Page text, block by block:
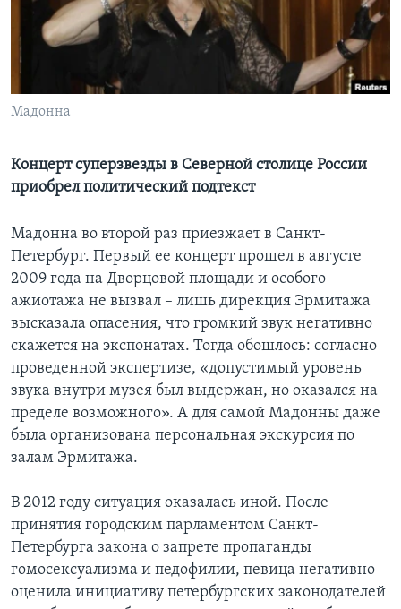
Learning English
СОЦИАЛЬНЫЕ СЕТИ
Языки
Мадонна
Концерт суперзвезды в Северной столице России
приобрел политический подтекст
Мадонна во второй раз приезжает в Санкт-
Петербург. Первый ее концерт прошел в августе
2009 года на Дворцовой площади и особого
ажиотажа не вызвал – лишь дирекция Эрмитажа
высказала опасения, что громкий звук негативно
скажется на экспонатах. Тогда обошлось: согласно
проведенной экспертизе, «допустимый уровень
звука внутри музея был выдержан, но оказался на
пределе возможного». А для самой Мадонны даже
была организована персональная экскурсия по
залам Эрмитажа.
В 2012 году ситуация оказалась иной. После
принятия городским парламентом Санкт-
Петербурга закона о запрете пропаганды
гомосексуализма и педофилии, певица негативно
оценила инициативу петербургских законодателей